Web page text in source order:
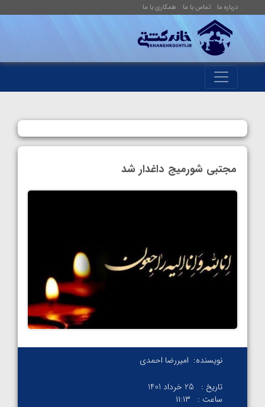
درباره ما تماس با ما همکاری با ما
مجتبی شورمیج داغدار شد
نویسنده: امیررضا احمدی
تاریخ :
25 خرداد 1401
ساعت :
۱۱:۱۳